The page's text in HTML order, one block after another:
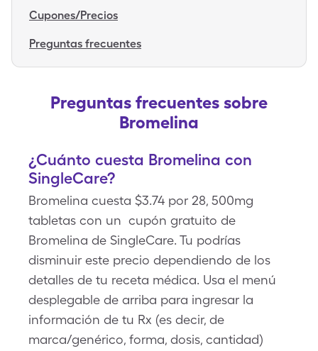
Cupones/Precios
Preguntas frecuentes
Preguntas frecuentes sobre
Bromelina
¿Cuánto cuesta Bromelina con
SingleCare?
Bromelina cuesta $3.74 por 28, 500mg
tabletas con un cupón gratuito de
Bromelina de SingleCare. Tu podrías
disminuir este precio dependiendo de los
detalles de tu receta médica. Usa el menú
desplegable de arriba para ingresar la
información de tu Rx (es decir, de
marca/genérico, forma, dosis, cantidad)